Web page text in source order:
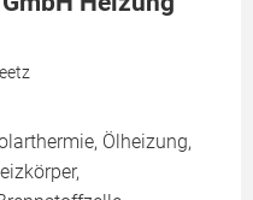
Ölheizung,